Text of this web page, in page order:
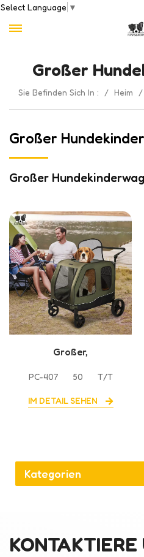
Select Language ▼
Großer
Sie Befinden Sich In : / Heim /
Großer
Großer
Großer,
Transportwagen für
Hunde und Katzen mit 4
Rädern
PC-407 50 T/T
IM DETAIL SEHEN
Kategorien
KONTAKTIERE